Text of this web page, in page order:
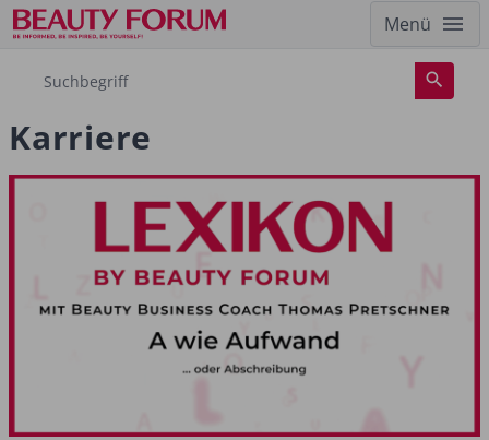
Menü
Karriere